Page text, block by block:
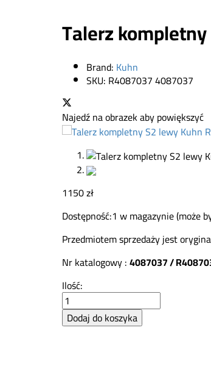
Talerz
Brand: Kuhn
SKU: R4087037 4087037
Najedź na obrazek aby powiększyć
1150zł
Dostępność:1 w magazynie (może
Przedmiotem sprzedaży jest
Nr katalogowy :4087037 /
Talerz
kompletny
S2
lewy
Ilość:
Dodaj do koszyka